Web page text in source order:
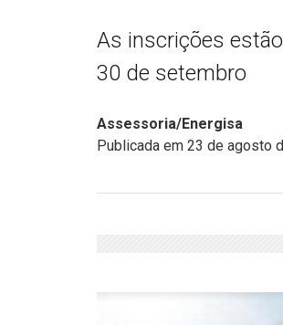
As inscrições
30 de setembro
Assessoria/Energisa
Publicada em 23 de agosto